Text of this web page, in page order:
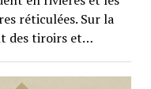
réticulées. Sur la
des tiroirs et…